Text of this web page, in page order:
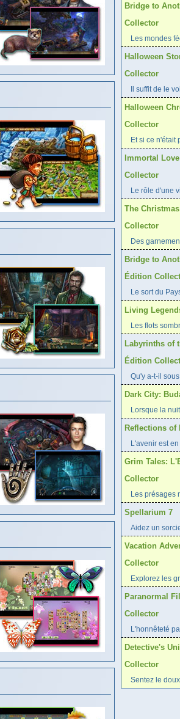
Bridge to
Collector
Les mondes
Halloween
Collector
Il suffit de le
Halloween
Collector
Et si ce n'était
Immortal
Collector
Le rôle d'une
The
Collector
Des
Bridge to
Édition
Le sort du
Living
Les flots
Labyrinths of
Édition
Qu'y a-t-il
Dark City:
Lorsque la
Reflections
L'avenir est
Grim Tales:
Collector
Les présages
Spellarium 7
Aidez un
Vacation
Collector
Explorez les
Paranormal
Collector
L'honnêteté
Detective's
Collector
Sentez le